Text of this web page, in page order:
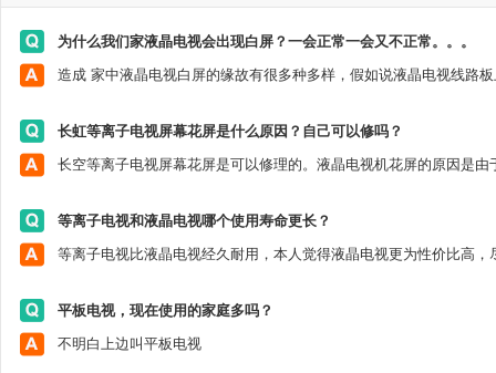
为什么我们家液晶电视会出现白屏？一会正常一会又不正常。。。
长虹等离子电视屏幕花屏是什么原因？自己可以修吗？
等离子电视和液晶电视哪个使用寿命更长？
平板电视，现在使用的家庭多吗？
不明白上边叫平板电视